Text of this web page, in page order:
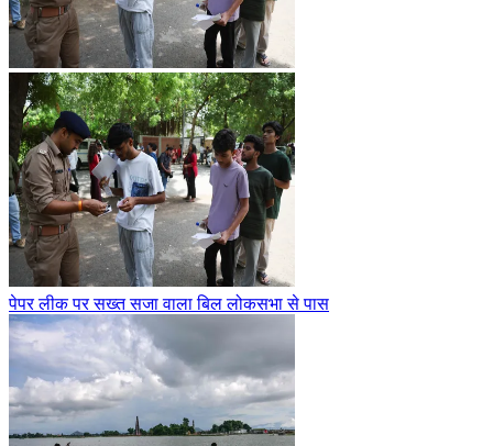
पेपर लीक पर सख्त सजा वाला बिल लोकसभा से पास